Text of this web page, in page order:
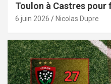
Toulon à Castres pour
6 juin 2026 Nicolas Dupre